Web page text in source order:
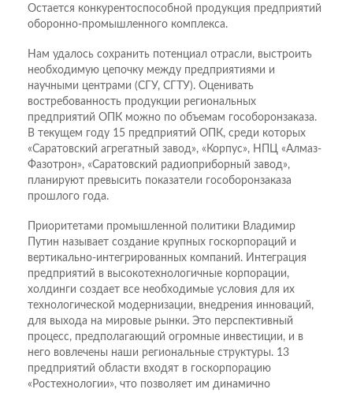
Остается конкурентоспособной продукция предприятий
оборонно-промышленного комплекса.
Нам удалось сохранить потенциал отрасли, выстроить
необходимую цепочку между предприятиями и
научными центрами (СГУ, СГТУ). Оценивать
востребованность продукции региональных
предприятий ОПК можно по объемам гособоронзаказа.
В текущем году 15 предприятий ОПК, среди которых
«Саратовский агрегатный завод», «Корпус», НПЦ «Алмаз-
Фазотрон», «Саратовский радиоприборный завод»,
планируют превысить показатели гособоронзаказа
прошлого года.
Приоритетами промышленной политики Владимир
Путин называет создание крупных госкорпораций и
вертикально-интегрированных компаний. Интеграция
предприятий в высокотехнологичные корпорации,
холдинги создает все необходимые условия для их
технологической модернизации, внедрения инноваций,
для выхода на мировые рынки. Это перспективный
процесс, предполагающий огромные инвестиции, и в
него вовлечены наши региональные структуры. 13
предприятий области входят в госкорпорацию
«Ростехнологии», что позволяет им динамично